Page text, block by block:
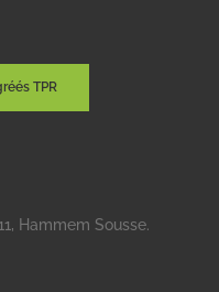
TPR
Hammem Sousse.